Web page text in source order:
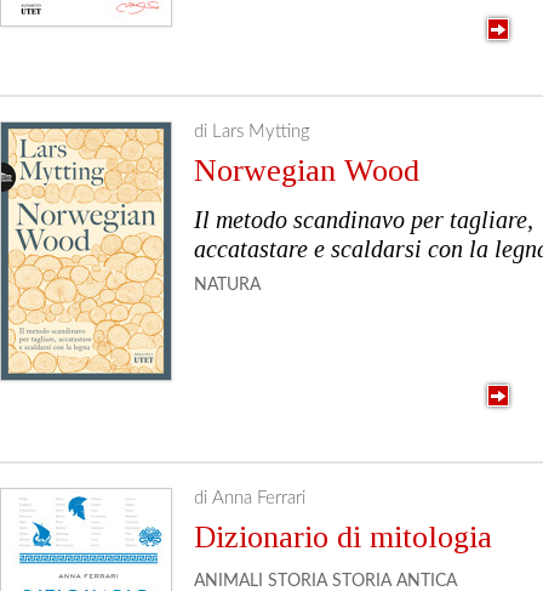
di Lars Mytting
Norwegian Wood
Il metodo scandinavo per tagliare,
accatastare e scaldarsi con la
NATURA
di Anna Ferrari
Dizionario di mitologia
ANIMALI STORIA STORIA ANTICA